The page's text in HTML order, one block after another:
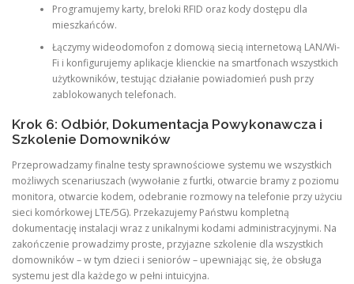
Programujemy karty, breloki RFID oraz kody dostępu dla
mieszkańców.
Łączymy wideodomofon z domową siecią internetową LAN/Wi-
Fi i konfigurujemy aplikacje klienckie na smartfonach wszystkich
użytkowników, testując działanie powiadomień push przy
zablokowanych telefonach.
Krok 6: Odbiór, Dokumentacja Powykonawcza i
Szkolenie Domowników
Przeprowadzamy finalne testy sprawnościowe systemu we wszystkich
możliwych scenariuszach (wywołanie z furtki, otwarcie bramy z poziomu
monitora, otwarcie kodem, odebranie rozmowy na telefonie przy użyciu
sieci komórkowej LTE/5G). Przekazujemy Państwu kompletną
dokumentację instalacji wraz z unikalnymi kodami administracyjnymi. Na
zakończenie prowadzimy proste, przyjazne szkolenie dla wszystkich
domowników – w tym dzieci i seniorów – upewniając się, że obsługa
systemu jest dla każdego w pełni intuicyjna.